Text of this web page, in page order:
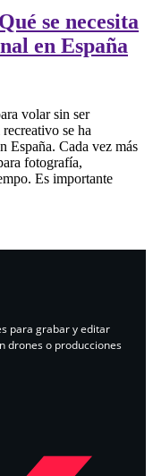
se necesita
en España
volar sin ser
se ha
España. Cada vez más
fotografía,
Es importante
para grabar y editar
drones o producciones